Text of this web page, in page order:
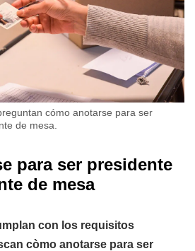
cómo anotarse para ser
de mesa.
para ser presidente
de mesa
con los requisitos
còmo anotarse para ser